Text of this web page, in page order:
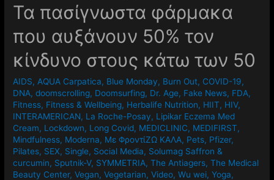
Τα πασίγνωστα φάρμακα
που αυξάνουν 50% τον
κίνδυνο στους κάτω των 50
AIDS, AQUA Carpatica, Blue Monday, Burn Out, COVID-19,
DNA,doomscrolling, Doomsurfing, Dr. Age, Fake News, FDA,
Fitness, Fitness & Wellbeing, Herbalife Nutrition, HIIT, HIV,
INTERAMERICAN, La Roche-Posay, Lipikar Eczema Med
Cream, Lockdown, Long Covid, MEDICLINIC, MEDIFIRST,
Mindfulness, Moderna, Mε ΦροντίΖΩ ΚΑΛΑ, Pets, Pfizer,
Pilates, SEX, Single, Social Media, Solumag Saffron &
curcumin, Sputnik-V, SYMMETRIA,The Antiagers,The Medical
Beauty Center,Vegan,Vegetarian,Video,Wu wei,Yoga,